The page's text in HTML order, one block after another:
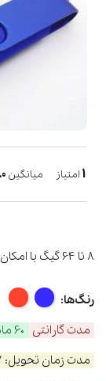
1 امتیاز میانگین
8 تا 64 گیگ با امکان حک لیزر فوری
رنگ‌ها:
مدت گارانتی 60 ماه
مدت زمان تحویل: 7 روز